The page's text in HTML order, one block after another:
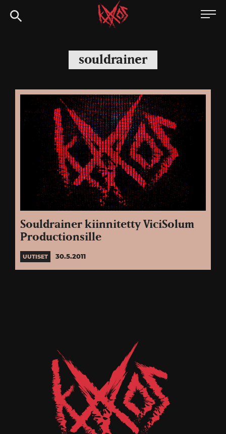
Siirry
suoraan
Kaaoszine
souldrainer
Souldrainer kiinnitetty ViciSolum
Productionsille
UUTISET 30.5.2011